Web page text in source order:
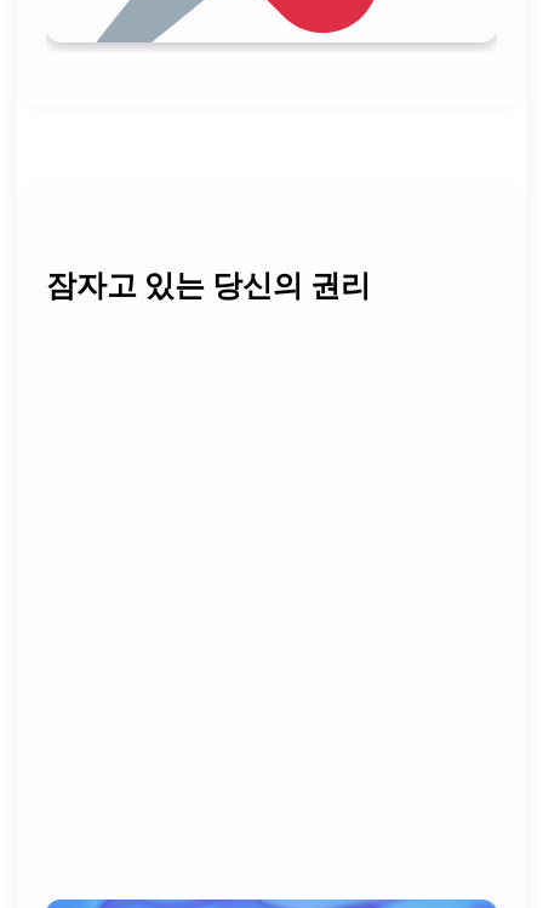
잠자고 있는 당신의 권리